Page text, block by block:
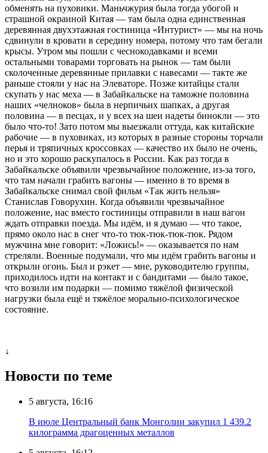
обменять на пуховики. Маньчжурия была тогда убогой и
страшной окраиной Китая — там была одна единственная
деревянная двухэтажная гостиница «Интурист» — мы на ночь
сдвинули в кровати в середину номера, потому что там бегали
крысы. Утром мы пошли с чеснокодавками и всеми
остальными товарами торговать на рынок — там были
сколоченные деревянные прилавки с навесами — такте же
раньше стояли у нас на Элеваторе. Позже китайцы стали
скупать у нас меха — в Забайкальске на таможне половина
наших «челноков» была в нерпичьих шапках, а другая
половина — в песцах, и у всех на шеи надеты бинокли — это
было что-то! Зато потом мы выезжали оттуда, как китайские
рабочие — в пуховиках, из которых в разные стороны торчали
перья и тряпичных кроссовках — качество их было не очень,
но и это хорошо раскупалось в России. Как раз тогда в
Забайкальске объявили чрезвычайное положение, из-за того,
что там начали грабить вагоны — именно в то время в
Забайкальске снимал свой фильм «Так жить нельзя»
Станислав Говорухин. Когда объявили чрезвычайное
положение, нас вместо гостиницы отправили в наш вагон
ждать отправки поезда. Мы идём, и я думаю — что такое,
прямо около нас в снег что-то тюк-тюк-тюк-тюк. Рядом
мужчина мне говорит: «Ложись!» — оказывается по нам
стреляли. Военные подумали, что мы идём грабить вагоны и
открыли огонь. Был и рэкет — мне, руководителю группы,
приходилось идти на контакт и с бандитами — было такое,
что возили им подарки — помимо тяжёлой физической
нагрузки была ещё и тяжёлое морально-психологическое
состояние.
↓
Новости по теме
5 августа, 16:16
В июле Центральный банк Монголии закупил 1 439.2
килограмма драгоценных металлов